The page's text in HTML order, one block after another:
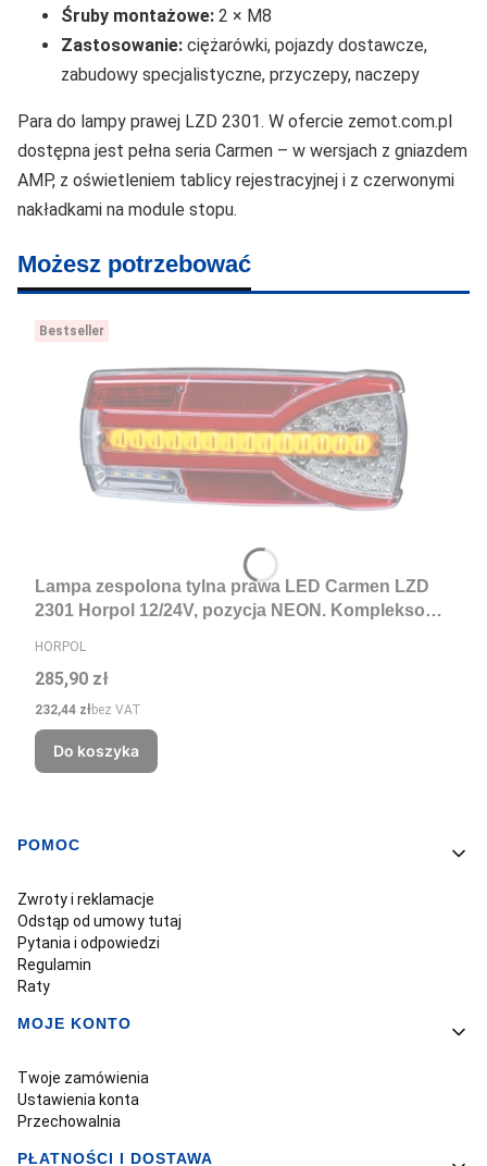
Śruby montażowe: 2 × M8
Zastosowanie: ciężarówki, pojazdy dostawcze,
zabudowy specjalistyczne, przyczepy, naczepy
Para do lampy prawej LZD 2301. W ofercie zemot.com.pl
dostępna jest pełna seria Carmen – w wersjach z gniazdem
AMP, z oświetleniem tablicy rejestracyjnej i z czerwonymi
nakładkami na module stopu.
Możesz potrzebować
Bestseller
Lampa zespolona tylna prawa LED Carmen LZD
2301 Horpol 12/24V, pozycja NEON. Kompleksowa
PRODUCENT
HORPOL
Cena
285,90 zł
Cena
232,44 złbez VAT
Do koszyka
Linki w stopce
POMOC
Zwroty i reklamacje
Odstąp od umowy tutaj
Pytania i odpowiedzi
Regulamin
Raty
MOJE KONTO
Twoje zamówienia
Ustawienia konta
Przechowalnia
PŁATNOŚCI I DOSTAWA